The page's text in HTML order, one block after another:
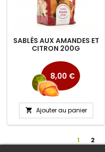
SABLÉS AUX AMANDES ET
CITRON 200G
Prix
8,00 €
 Ajouter au panier
1 2